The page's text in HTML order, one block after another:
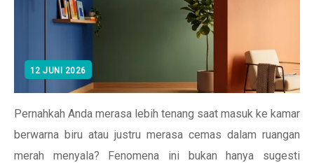
12 JUNI 2026
Pernahkah Anda merasa lebih tenang saat masuk ke kamar
berwarna biru atau justru merasa cemas dalam ruangan
merah menyala? Fenomena ini bukan hanya sugesti